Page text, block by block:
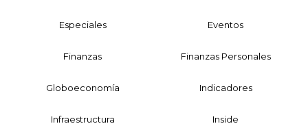
Especiales Eventos
Finanzas Finanzas Personales
Globoeconomía Indicadores
Infraestructura Inside